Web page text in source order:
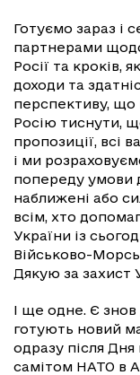
Готуємо зараз і
партнерами
Росії та кроків,
доходи та
перспективу, що
Росію тиснути,
пропозиції, всі
і ми
попереду умови
наближені або
всім, хто
України із
Військово-
Дякую за захист
І ще одне. Є знов
готують новий
одразу після
самітом НАТО в